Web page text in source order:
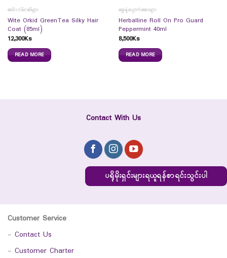
ခေါင်းလိမ်းဆီများ
Wite Orkid GreenTea Silky Hair
Coat (85ml)
12,300Ks
READ MORE
ချွေးနံ့ပျောက်ဆေးများ
Herballine Roll On Pro Guard
Peppermint 40ml
8,500Ks
READ MORE
Contact With Us
ပရိုမိုးရှင်းများရယူရန်စာရင်းသွင်းပါ
Customer Service
- Contact Us
- Customer Charter